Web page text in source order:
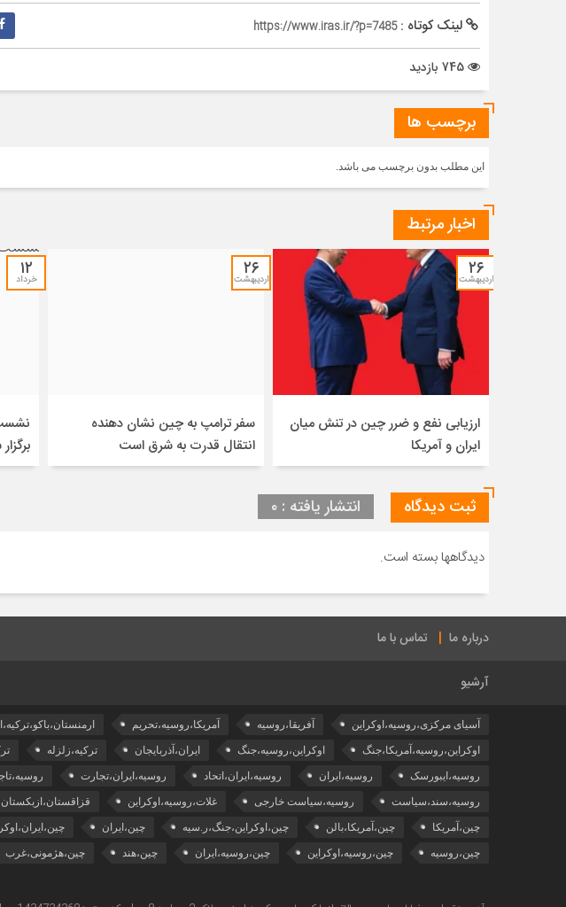
لینک کوتاه :https://www.iras.ir/?p=7485
برچسب ها
این مطلب بدون برچسب می باشد.
اخبار مرتبط
۲۶
اردیبهشت
ارزیابی نفع و ضرر چین در تنش میان
ایران و آمریکا
۲۶
اردیبهشت
سفر ترامپ به چین نشان دهنده
انتقال قدرت به شرق است
۱۲
خرداد
ثبت دیدگاه انتشار یافته : ۰
دیدگاهها بسته است.
درباره ما تماس با ما
آرشیو
آسیای مرکزی،روسیه،اوکراین آفریقا،روسیه آمریکا،روسیه،تحریم
اوکراین،روسیه،آمریکا،جنگ اوکراین،روسیه،جنگ ایران،آذربایجان ترکیه،زلزله
روسیه،ایبورسک روسیه،ایران روسیه،ایران،اتحاد روسیه،ایران،تجارت
روسیه،سند،سیاست روسیه،سیاست خارجی غلات،روسیه،اوکراین قزاقستان،ازبکستان
چین،آمریکا چین،آمریکا،بالن چین،اوکراین،جنگ،ر.سیه چین،ایران
چین،روسیه چین،روسیه،اوکراین چین،روسیه،ایران چین،هند چین،هژمونی،غرب